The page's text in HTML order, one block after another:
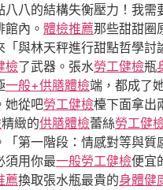
八八的結構失衡壓力！我需
館內。 體檢推薦那些甜甜圈
「與林天秤進行甜點哲學討
檢了武器。張水勞工健檢瓶
一般+供膳體檢端，都成了
她從吧勞工健檢檯下面拿出
精緻的供膳體檢蕾絲勞工健
「第一階段：情感對等與質
須用你最一般勞工健檢便宜
薦換取張水瓶最貴的身體健